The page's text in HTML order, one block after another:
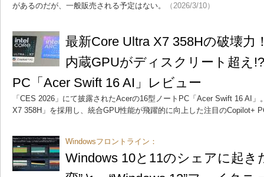
があるのだが、一般販売される予定はない。
（2026/3/10）
最新Core Ultra X7 358Hの破壊
内蔵GPUがディスクリート超え
PC「Acer Swift 16 AI」レビュー
「CES 2026」にて披露されたAcerの16型ノートPC「Acer Swift 16 AI
X7 358H」を採用し、統合GPU性能が飛躍的に向上した注目のCopilot+
Windowsフロントライン：
Windows 10と11のシェアに起き